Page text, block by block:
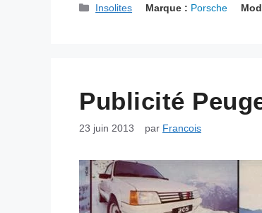
Catégories
Insolites Marque : Porsche
Publicité
23 juin 2013 par Francois